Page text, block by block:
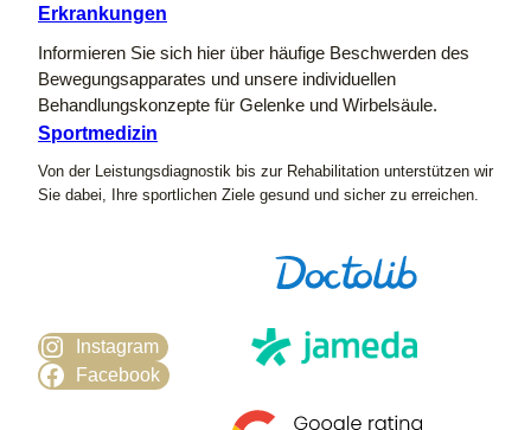
Erkrankungen
Informieren Sie sich hier über häufige Beschwerden des
Bewegungsapparates und unsere individuellen
Behandlungskonzepte für Gelenke und Wirbelsäule.
Sportmedizin
Von der Leistungsdiagnostik bis zur Rehabilitation unterstützen wir
Sie dabei, Ihre sportlichen Ziele gesund und sicher zu erreichen.
Instagram
Facebook